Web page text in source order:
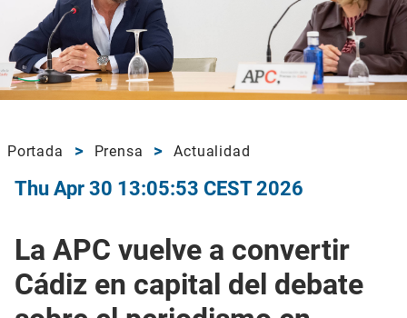
Portada Prensa Actualidad
Thu Apr 30 13:05:53 CEST 2026
La APC vuelve a convertir
Cádiz en capital del debate